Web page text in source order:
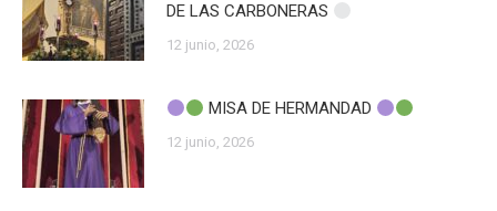
DE LAS CARBONERAS
12 junio, 2026
MISA DE HERMANDAD
12 junio, 2026